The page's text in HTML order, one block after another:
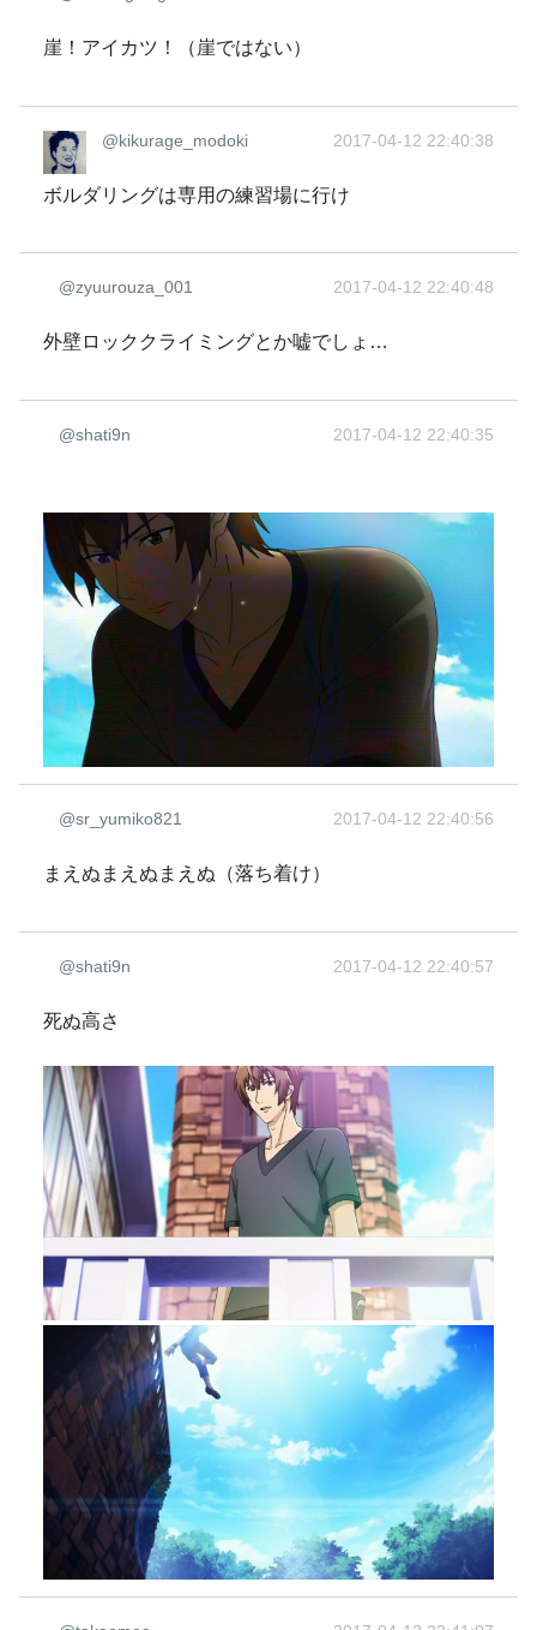
崖！アイカツ！（崖ではない）
@kikurage_modoki 2017-04-12 22:40:38
ボルダリングは専用の練習場に行け
@zyuurouza_001 2017-04-12 22:40:48
外壁ロッククライミングとか嘘でしょ…
@shati9n 2017-04-12 22:40:35
@sr_yumiko821 2017-04-12 22:40:56
まえぬまえぬまえぬ（落ち着け）
@shati9n 2017-04-12 22:40:57
死ぬ高さ